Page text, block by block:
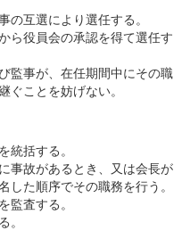
互選により選任する。
ら役員会の承認を得て選任す
監事が、在任期間中にその職
ぐことを妨げない。
括する。
事故があるとき、又は会長が
した順序でその職務を行う。
監査する。
。